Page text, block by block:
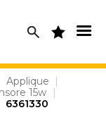
Applique
|
15w
|
6361330